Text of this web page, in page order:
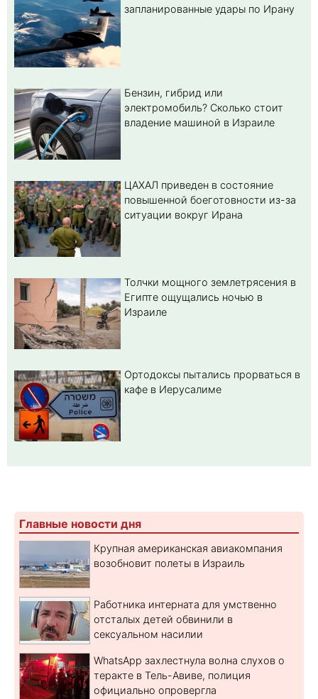
запланированные удары по Ирану
Бензин, гибрид или
электромобиль? Cколько стоит
владение машиной в Израиле
ЦАХАЛ приведен в состояние
повышенной боеготовности из-за
ситуации вокруг Ирана
Толчки мощного землетрясения в
Египте ощущались ночью в
Израиле
Ортодоксы пытались прорваться в
кафе в Иерусалиме
Главные новости дня
Крупная американская авиакомпания
возобновит полеты в Израиль
Работника интерната для умственно
отсталых детей обвинили в
сексуальном насилии
WhatsApp захлестнула волна слухов о
теракте в Тель-Авиве, полиция
официально опровергла